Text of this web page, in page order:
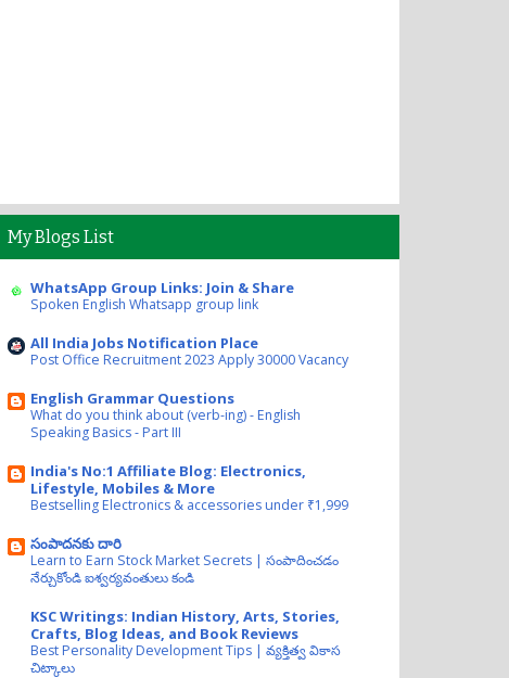
My Blogs List
WhatsApp Group Links: Join & Share
Spoken English Whatsapp group link
All India Jobs Notification Place
Post Office Recruitment 2023 Apply 30000 Vacancy
English Grammar Questions
What do you think about (verb-ing) - English
Speaking Basics - Part III
India's No:1 Affiliate Blog: Electronics,
Lifestyle, Mobiles & More
Bestselling Electronics & accessories under ₹1,999
సంపాదనకు దారి
Learn to Earn Stock Market Secrets | సంపాదించడం
నేర్చుకోండి ఐశ్వర్యవంతులు కండి
KSC Writings: Indian History, Arts, Stories,
Crafts, Blog Ideas, and Book Reviews
Best Personality Development Tips | వ్యక్తిత్వ వికాస
చిట్కాలు